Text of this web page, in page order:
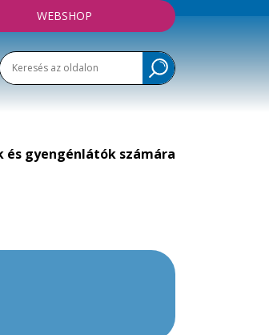
WEBSHOP
gyengénlátók számára